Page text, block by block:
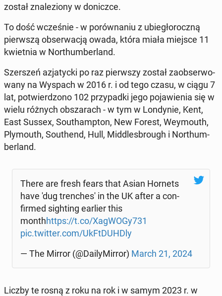
został zna­le­zio­ny w do­nicz­ce.
To dość wcze­śnie - w po­rów­na­niu z ubie­gło­rocz­ną
pierw­szą ob­ser­wa­cją owada, która miała miejsce 11
kwiet­nia w Nor­thum­ber­land.
Szer­szeń azja­tyc­ki po raz pierw­szy został za­ob­ser­wo­
wa­ny na Wyspach w 2016 r. i od tego czasu, w ciągu 7
lat, po­twier­dzo­no 102 przy­pad­ki jego po­ja­wie­nia się w
wielu różnych ob­sza­rach - w tym w Lon­dy­nie, Kent,
East Sussex, So­uthamp­ton, New Forest, Wey­mo­uth,
Ply­mo­uth, So­uthend, Hull, Mid­dles­bro­ugh i Nor­thum­
ber­land.
There are fresh fears that Asian Hornets
have 'dug tren­che­s' in the UK after a con­
fir­med si­gh­ting earlier this
monthhttps://t.co/XagWOGy731
pic.twitter.com/UkFt­DUH­Dly
— The Mirror (@Da­ily­Mir­ror) March 21, 2024
Liczby te rosną z roku na rok i w samym 2023 r. w